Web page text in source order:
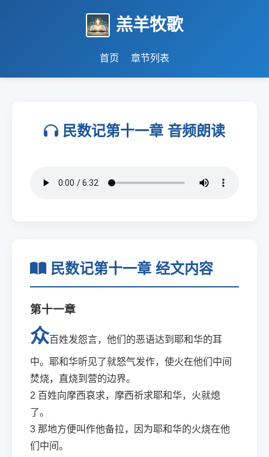
羔羊牧歌
首页 章节列表
民数记第十一章 音频朗读
民数记第十一章 经文内容
第十一章
众百姓发怨言，他们的恶语达到耶和华的耳
中。耶和华听见了就怒气发作，使火在他们中间
焚烧，直烧到营的边界。
2 百姓向摩西哀求，摩西祈求耶和华，火就熄
了。
3 那地方便叫作他备拉，因为耶和华的火烧在他
们中间。